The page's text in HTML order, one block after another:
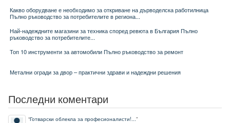
Какво оборудване е необходимо за откриване на дърводелска работилница
Пълно ръководство за потребителите в региона...
Най-надеждните магазини за техника според ревюта в България Пълно
ръководство за потребителите...
Топ 10 инструменти за автомобили Пълно ръководство за ремонт
Метални огради за двор – практични здрави и надеждни решения
Последни коментари
“Готварски облекла за професионалисти!...”